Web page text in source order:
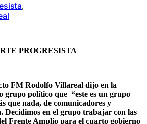
,
PROGRESISTA
FM Rodolfo Villareal dijo en la
grupo político que “este es un grupo
que nada, de comunicadores y
Decidimos en el grupo trabajar con las
Frente Amplio para el cuarto gobierno